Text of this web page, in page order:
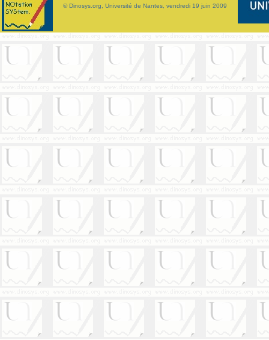
© Dinosys.org, Université de Nantes, vendredi 19 juin 2009